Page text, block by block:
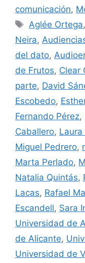
comunicación,
Etiquetas
Aglée Ortega,
Neira,
del dato,
de Frutos, Clear
parte, David
Escobedo,
Fernando Pérez,
Caballero,
Miguel Pedrero,
Marta Perlado,
Natalia Quintás,
Lacas, Rafael
Escandell, Sara
Universidad de
de Alicante,
Universidad de